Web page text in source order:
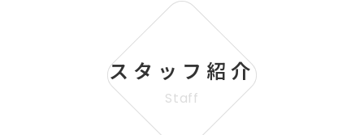
スタッフ紹介
Staff